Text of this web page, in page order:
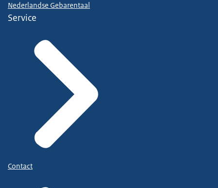
Nederlandse Gebarentaal
Service
Contact